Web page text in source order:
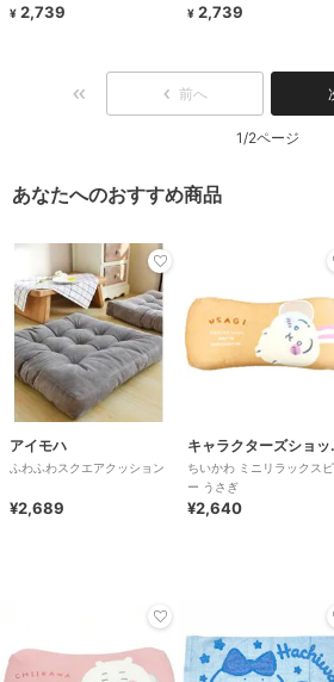
¥ 2,739 ¥ 2,739
前へ
1/2ページ
あなたへのおすすめ商品
アイモハ
ふわふわスクエアクッション
¥2,689
キャ
ちいかわ ミニリラックスピ
ー うさぎ
¥2,640